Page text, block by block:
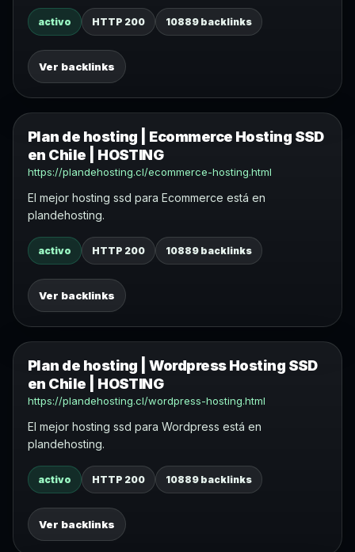
activo HTTP 200 10889 backlinks
Ver backlinks
Plan de hosting | Ecommerce Hosting SSD
en Chile | HOSTING
https://plandehosting.cl/ecommerce-hosting.html
El mejor hosting ssd para Ecommerce está en
plandehosting.
activo HTTP 200 10889 backlinks
Ver backlinks
Plan de hosting | Wordpress Hosting SSD
en Chile | HOSTING
https://plandehosting.cl/wordpress-hosting.html
El mejor hosting ssd para Wordpress está en
plandehosting.
activo HTTP 200 10889 backlinks
Ver backlinks